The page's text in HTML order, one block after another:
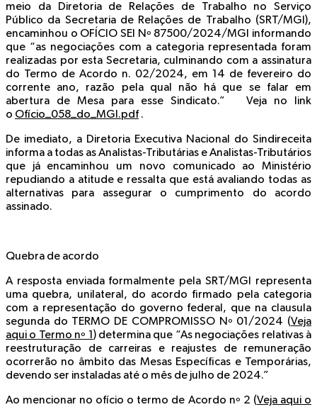
meio da Diretoria de Relações de Trabalho no Serviço
Público da Secretaria de Relações de Trabalho (SRT/MGI),
encaminhou o OFÍCIO SEI Nº 87500/2024/MGI informando
que “as negociações com a categoria representada foram
realizadas por esta Secretaria, culminando com a assinatura
do Termo de Acordo n. 02/2024, em 14 de fevereiro do
corrente ano, razão pela qual não há que se falar em
abertura de Mesa para esse Sindicato.” Veja no link
o Ofício_058_do_MGI.pdf.
De imediato, a Diretoria Executiva Nacional do Sindireceita
informa a todas as Analistas-Tributárias e Analistas-Tributários
que já encaminhou um novo comunicado ao Ministério
repudiando a atitude e ressalta que está avaliando todas as
alternativas para assegurar o cumprimento do acordo
assinado.
Quebra de acordo
A resposta enviada formalmente pela SRT/MGI representa
uma quebra, unilateral, do acordo firmado pela categoria
com a representação do governo federal, que na clausula
segunda do TERMO DE COMPROMISSO Nº 01/2024 (Veja
aqui o Termo nº 1 ) determina que “As negociações relativas à
reestruturação de carreiras e reajustes de remuneração
ocorrerão no âmbito das Mesas Específicas e Temporárias,
devendo ser instaladas até o mês de julho de 2024.”
Ao mencionar no ofício o termo de Acordo nº 2 (Veja aqui o